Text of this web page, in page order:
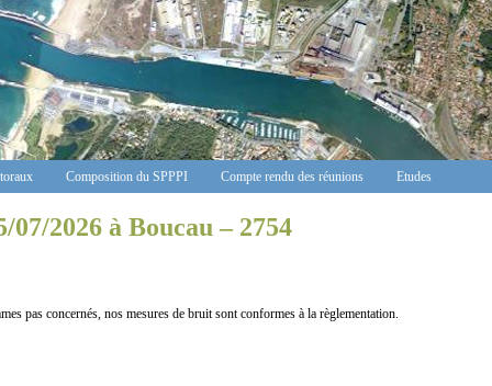
Composition du SPPPI Compte rendu des réunions Etudes
2026 à Boucau – 2754
pas concernés, nos mesures de bruit sont conformes à la règlementation.